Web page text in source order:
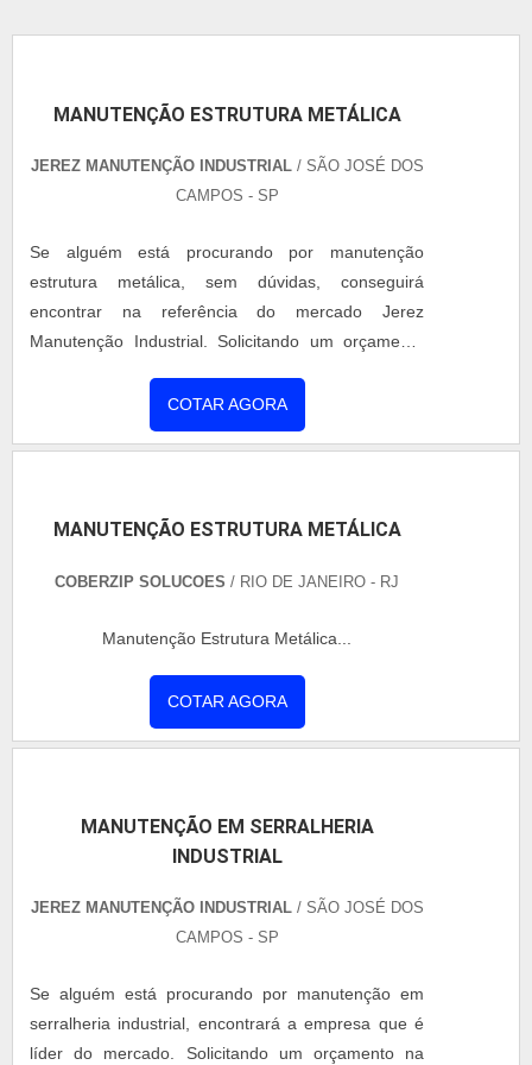
JEREZ MANUTENÇÃO INDUSTRIAL
Se alguém está procurando por manutenção
estrutura metálica, sem dúvidas, conseguirá
encontrar na referência do mercado Jerez
na maior especialista do segmento e conhecendo a
líder em qualidade. Quando a procura é por
pagamento acessível. DIFERENCIAIS
METÁLICA Há muitas...
COTAR AGORA
MANUTENÇÃO ESTRUTURA METÁLICA
COBERZIP SOLUCOES/ RIO DE JANEIRO - RJ
Manutenção Estrutura Metálica...
MANUTENÇÃO EM SERRALHERIA
INDUSTRIAL
JEREZ MANUTENÇÃO INDUSTRIAL / SÃO JOSÉ DOS
CAMPOS - SP